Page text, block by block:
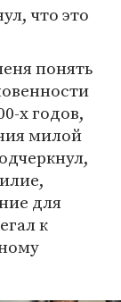
что это
понять
х годов,
милой
для
к